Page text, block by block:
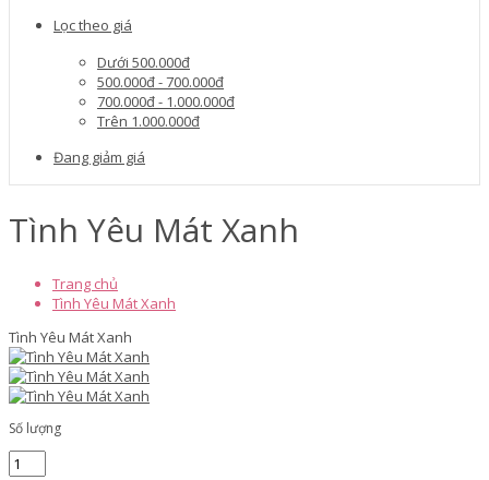
Lọc theo giá
Dưới 500.000đ
500.000đ - 700.000đ
700.000đ - 1.000.000đ
Trên 1.000.000đ
Đang giảm giá
Tình Yêu Mát Xanh
Trang chủ
Tình Yêu Mát Xanh
Tình Yêu Mát Xanh
Số lượng